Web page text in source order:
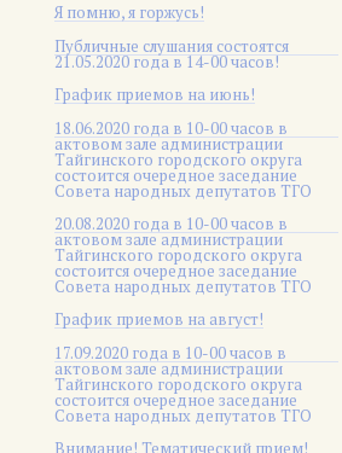
Я помню, я горжусь!
Публичные слушания состоятся
21.05.2020 года в 14-00 часов!
График приемов на июнь!
18.06.2020 года в 10-00 часов в
актовом зале администрации
Тайгинского городского округа
состоится очередное заседание
Совета народных депутатов ТГО
20.08.2020 года в 10-00 часов в
актовом зале администрации
Тайгинского городского округа
состоится очередное заседание
Совета народных депутатов ТГО
График приемов на август!
17.09.2020 года в 10-00 часов в
актовом зале администрации
Тайгинского городского округа
состоится очередное заседание
Совета народных депутатов ТГО
Внимание! Тематический прием!